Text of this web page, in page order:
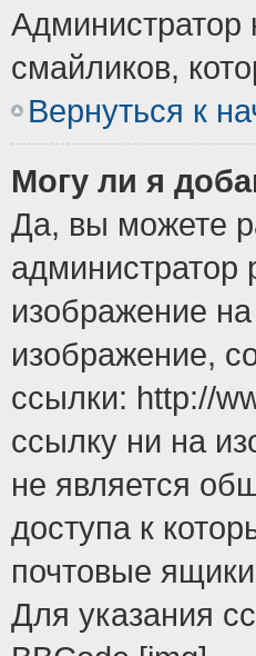
Администратор
смайликов,
Вернуться к
Могу ли я
Да, вы можете
администратор
изображение
изображение,
ссылки: http://
ссылку ни на
не является
доступа к
почтовые
Для указания